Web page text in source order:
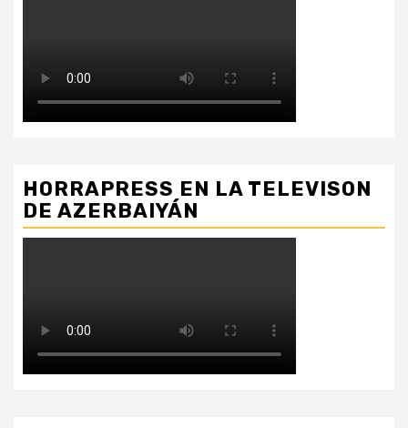
HORRAPRESS EN LA TELEVISON
DE AZERBAIYÁN